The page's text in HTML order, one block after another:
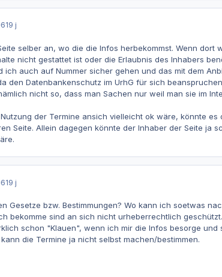
19 j
selber an, wo die die Infos herbekommst. Wenn
nicht gestattet ist oder die Erlaubnis des Inhabers
ich auch auf Nummer sicher gehen und das mit dem
den Datenbankenschutz im UrhG für sich
nicht so, dass man Sachen nur weil man sie im
der Termine ansich vielleicht ok wäre, könnte
Seite. Allein dagegen könnte der Inhaber der Seite ja
19 j
Gesetze bzw. Bestimmungen? Wo kann ich soetwas
bekomme sind an sich nicht urheberrechtlich
schon "Klauen", wenn ich mir die Infos besorge
die Termine ja nicht selbst machen/bestimmen.